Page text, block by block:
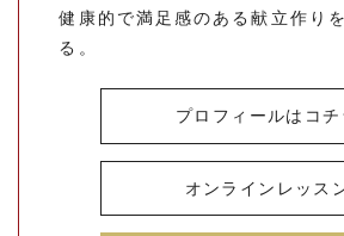
健康的で満足感のある献立作り
る。
プロフィールはコチ
オンラインレッス